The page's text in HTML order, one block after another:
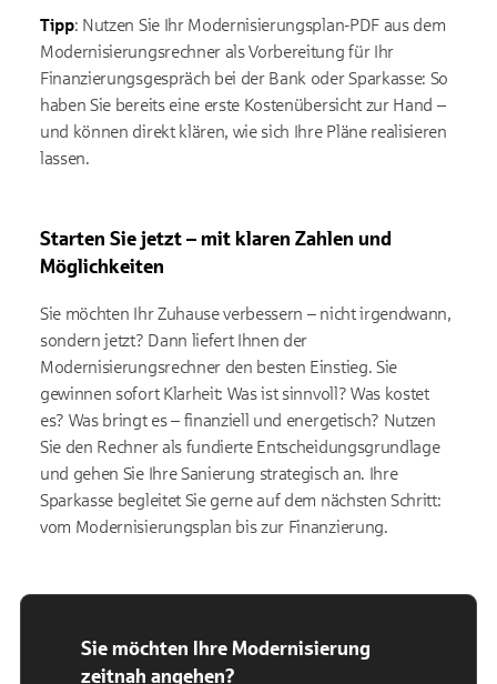
Tipp: Nutzen Sie Ihr Modernisierungsplan-PDF aus dem
Modernisierungsrechner als Vorbereitung für Ihr
Finanzierungsgespräch bei der Bank oder Sparkasse: So
haben Sie bereits eine erste Kostenübersicht zur Hand –
und können direkt klären, wie sich Ihre Pläne realisieren
lassen.
Starten Sie jetzt – mit klaren Zahlen und
Möglichkeiten
Sie möchten Ihr Zuhause verbessern – nicht irgendwann,
sondern jetzt? Dann liefert Ihnen der
Modernisierungsrechner den besten Einstieg. Sie
gewinnen sofort Klarheit: Was ist sinnvoll? Was kostet
es? Was bringt es – finanziell und energetisch? Nutzen
Sie den Rechner als fundierte Entscheidungsgrundlage
und gehen Sie Ihre Sanierung strategisch an. Ihre
Sparkasse begleitet Sie gerne auf dem nächsten Schritt:
vom Modernisierungsplan bis zur Finanzierung.
Sie möchten Ihre Modernisierung
zeitnah angehen?